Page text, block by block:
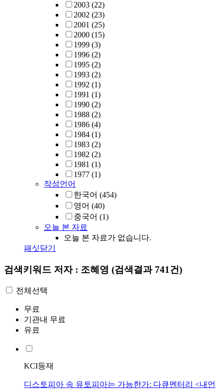
2003 (22)
2002 (23)
2001 (25)
2000 (15)
1999 (3)
1996 (2)
1995 (2)
1993 (2)
1992 (1)
1991 (1)
1990 (2)
1988 (2)
1986 (4)
1984 (1)
1983 (2)
1982 (2)
1981 (1)
1977 (1)
작성언어
한국어 (454)
영어 (40)
중국어 (1)
오늘 본 자료
오늘 본 자료가 없습니다.
패싯닫기
검색키워드 저자 : 조혜영 (검색결과 741건)
전체선택
무료
기관내 무료
유료
KCI등재
디스토피아 속 유토피아는 가능한가: 다큐멘터리 <내언